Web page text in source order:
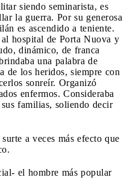
siendo seminarista, es
la guerra. Por su generosa
es ascen­dido a teniente.
hospital de Porta Nuova y
dinámico, de franca
una palabra de
de los heridos, siempre con
sonreír. Organizó
enfer­mos. Consideraba
familias, soliendo decir
a veces más efecto que
el hombre más popular